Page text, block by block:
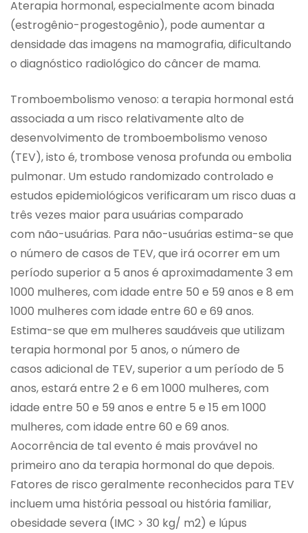
Aterapia hormonal, especialmente acom binada
(estrogênio-progestogênio), pode aumentar a
densidade das imagens na mamografia, dificultando
o diagnóstico radiológico do câncer de mama.
Tromboembolismo venoso: a terapia hormonal está
associada a um risco relativamente alto de
desenvolvimento de tromboembolismo venoso
(TEV), isto é, trombose venosa profunda ou embolia
pulmonar. Um estudo randomizado controlado e
estudos epidemiológicos verificaram um risco duas a
três vezes maior para usuárias comparado
com não-usuárias. Para não-usuárias estima-se que
o número de casos de TEV, que irá ocorrer em um
período superior a 5 anos é aproximadamente 3 em
1000 mulheres, com idade entre 50 e 59 anos e 8 em
1000 mulheres com idade entre 60 e 69 anos.
Estima-se que em mulheres saudáveis que utilizam
terapia hormonal por 5 anos, o número de
casos adicional de TEV, superior a um período de 5
anos, estará entre 2 e 6 em 1000 mulheres, com
idade entre 50 e 59 anos e entre 5 e 15 em 1000
mulheres, com idade entre 60 e 69 anos.
Aocorrência de tal evento é mais provável no
primeiro ano da terapia hormonal do que depois.
Fatores de risco geralmente reconhecidos para TEV
incluem uma história pessoal ou história familiar,
obesidade severa (IMC > 30 kg/ m2) e lúpus